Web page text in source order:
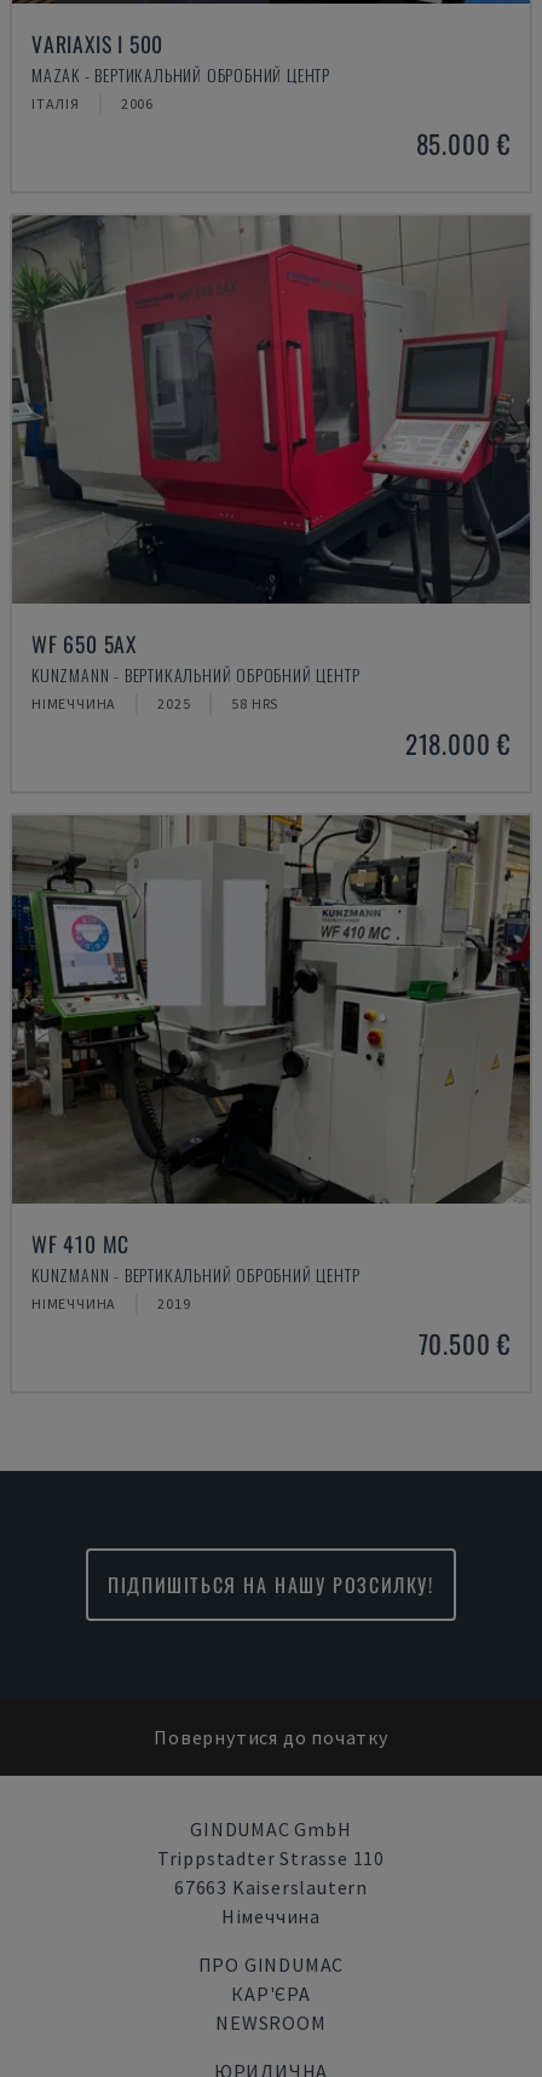
VARIAXIS I 500
MAZAK - ВЕРТИКАЛЬНИЙ ОБРОБНИЙ ЦЕНТР
ІТАЛІЯ 2006
85.000 €
WF 650 5AX
KUNZMANN - ВЕРТИКАЛЬНИЙ ОБРОБНИЙ ЦЕНТР
НІМЕЧЧИНА 2025 58 HRS
218.000 €
WF 410 MC
KUNZMANN - ВЕРТИКАЛЬНИЙ ОБРОБНИЙ ЦЕНТР
НІМЕЧЧИНА 2019
70.500 €
ПІДПИШІТЬСЯ НА НАШУ РОЗСИЛКУ!
Повернутися до початку
GINDUMAC GmbH
Trippstadter Strasse 110
67663 Kaiserslautern
Німеччина
ПРО GINDUMAC
КАР'ЄРА
NEWSROOM
ЮРИДИЧНА